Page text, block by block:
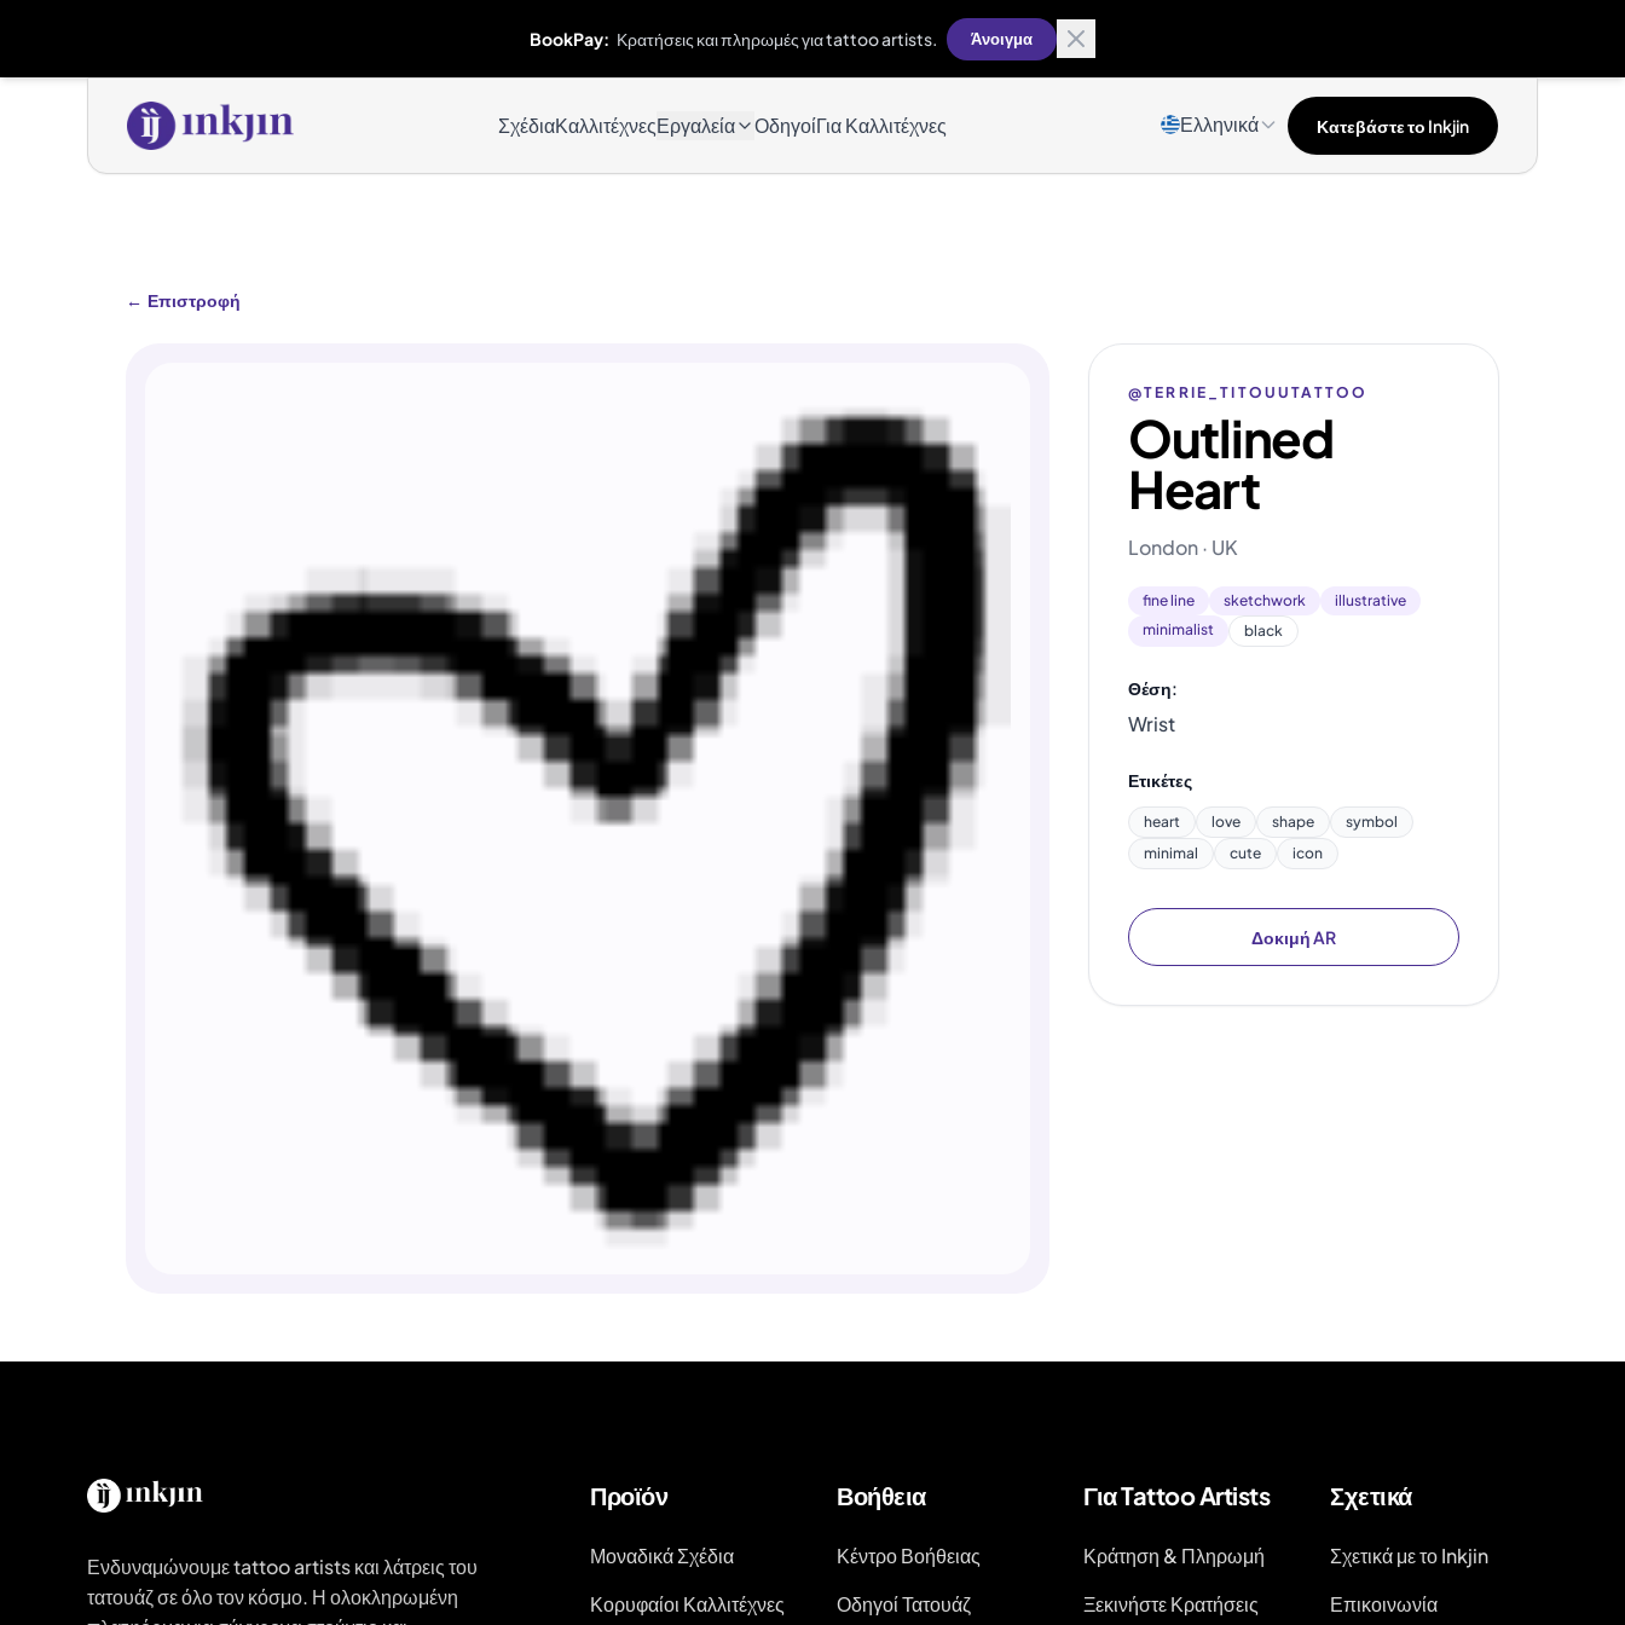
BookPay: Κρατήσεις και πληρωμές για tattoo artists. Άνοιγμα
ΣχέδιαΚαλλιτέχνεςΕργαλεία ΟδηγοίΓια Καλλιτέχνες Ελληνικά Κατεβάστε το Inkjin
← Επιστροφή
@TERRIE_TITOUUTATTOO
Outlined
Heart
London · UK
fine line sketchwork
illustrative
minimalist
black
Θέση:
Wrist
Ετικέτες
heart love shape
symbol
minimal
cute icon
Δοκιμή AR
Ενδυναμώνουμε tattoo artists και λάτρεις του
τατουάζ σε όλο τον κόσμο. Η ολοκληρωμένη
Προϊόν
Μοναδικά Σχέδια
Κορυφαίοι Καλλιτέχνες
Βοήθεια
Κέντρο Βοήθειας
Οδηγοί Τατουάζ
Για Tattoo Artists
Κράτηση & Πληρωμή
Ξεκινήστε Κρατήσεις
Σχετικά
Σχετικά με το Inkjin
Επικοινωνία